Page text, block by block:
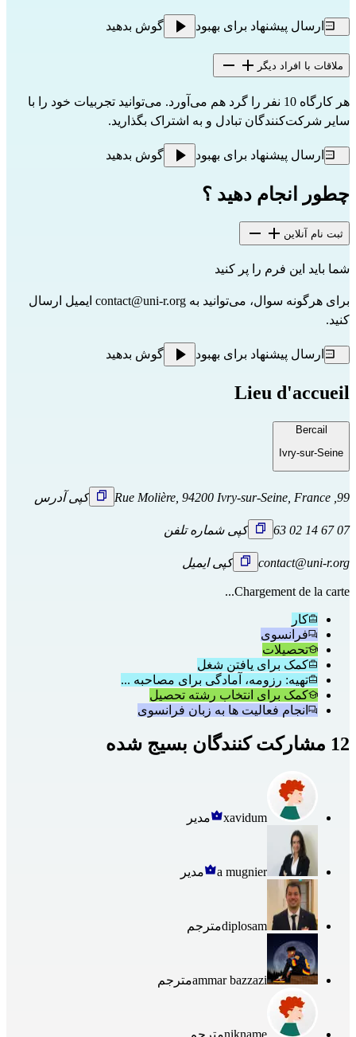
ارسال پیشنهاد برای بهبود گوش بدهید
ملاقات با افراد دیگر
سایر شرکت‌کنندگان تبادل و به اشتراک بگذارید.
ارسال پیشنهاد برای بهبود گوش بدهید
چطور انجام دهید ؟
ثبت نام آنلاین
شما باید این فرم را پر کنید
برای هرگونه سوال، می‌توانید به contact@uni-r.org
کنید.
ارسال پیشنهاد برای بهبود گوش بدهید
Lieu d'accueil
Bercail
Ivry-sur-Seine
99, Rue Molière, 94200 Ivry-sur-Seine, France کپی آدرس
07 67 14 02 63 کپی شماره تلفن
contact@uni-r.org کپی ایمیل
Chargement de la carte...
کار
فرانسوی
تحصیلات
کمک برای یافتن شغل
تهیه: رزومه، آمادگی برای مصاحبه ...
کمک برای انتخاب رشته تحصیل
انجام فعالیت ها به زبان فرانسوی
12 مشارکت کنندگان بسیج شده
xavidum مدیر
a mugnier مدیر
diplosamمترجم
ammar bazzaziمترجم